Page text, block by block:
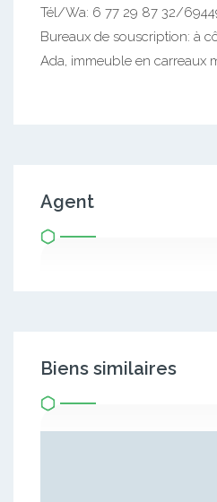
Tél/Wa: 6 77 29 87 32/
Bureaux de souscription: à
Ada, immeuble en carreaux
Agent
Biens similaires